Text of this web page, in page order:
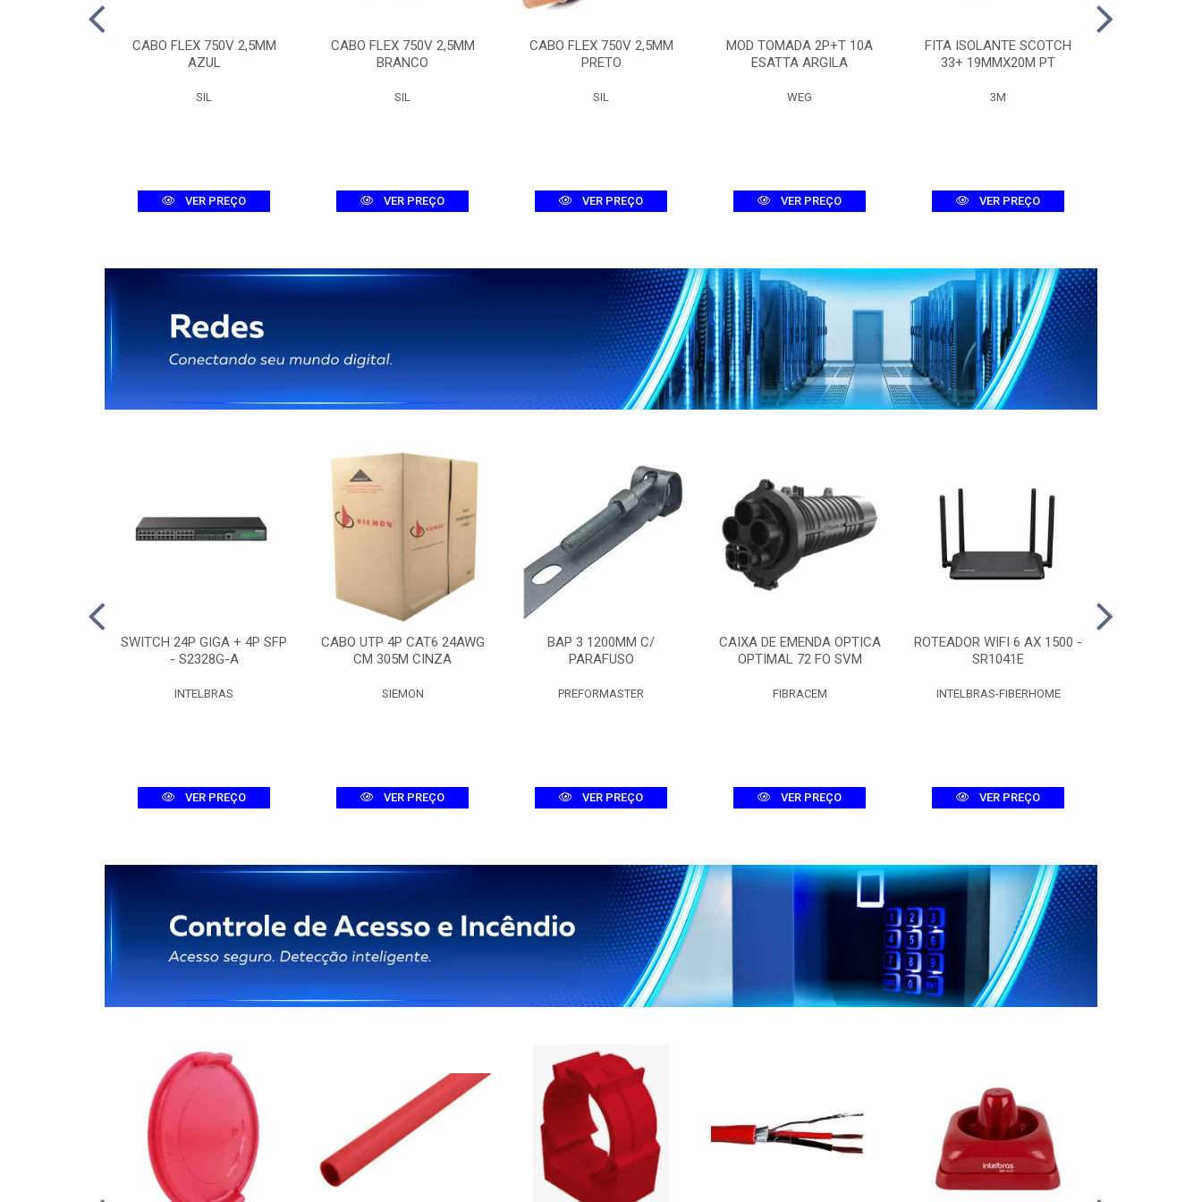
CABO FLEX 750V 2,5MM
AZUL
SIL
VER PREÇO
CABO FLEX 750V 2,5MM
BRANCO
SIL
VER PREÇO
CABO FLEX 750V 2,5MM
PRETO
SIL
VER PREÇO
MOD TOMADA 2P+T 10A
ESATTA ARGILA
WEG
VER PREÇO
FITA ISOLANTE SCOTCH
33+ 19MMX20M PT
3M
VER PREÇO
SWITCH 24P GIGA + 4P SFP
- S2328G-A
INTELBRAS
VER PREÇO
CABO UTP 4P CAT6 24AWG
CM 305M CINZA
SIEMON
VER PREÇO
BAP 3 1200MM C/
PARAFUSO
PREFORMASTER
VER PREÇO
CAIXA DE EMENDA OPTICA
OPTIMAL 72 FO SVM
FIBRACEM
VER PREÇO
ROTEADOR WIFI 6 AX 1500 -
SR1041E
INTELBRAS-FIBERHOME
VER PREÇO